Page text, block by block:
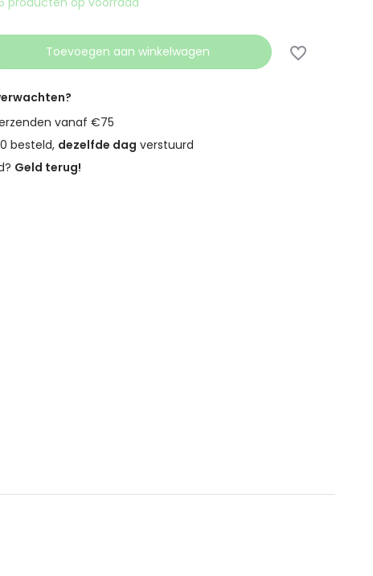
Toevoegen aan winkelwagen
vanaf €75
besteld, dezelfde dag verstuurd
Geld terug!